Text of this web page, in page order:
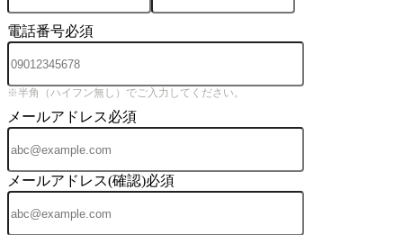
電話番号必須
※半角（ハイフン無し）でご入力してください。
メールアドレス必須
メールアドレス(確認)必須